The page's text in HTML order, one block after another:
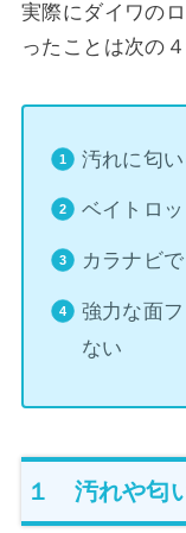
実際にダイワの
ったことは次の４
汚れに匂
ベイトロ
カラナビ
強力な面
ない
１ 汚れや匂